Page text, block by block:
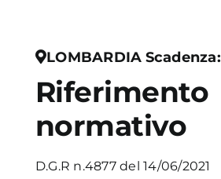
LOMBARDIA Scadenza:
Riferimento
normativo
D.G.R n.4877 del 14/06/2021